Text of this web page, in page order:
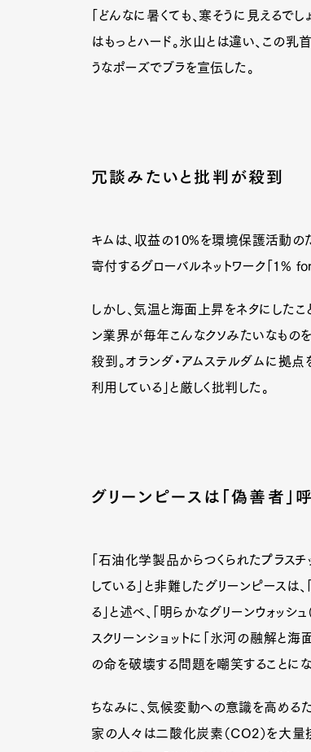
「どんなに暑くても、寒そうに見えるで
はもっとハード。氷山とは違い、この乳
うなポーズでブラを宣伝した。
冗談みたいと批判が殺到
キムは、収益の10%を環境保護活動
寄付するグローバルネットワーク「1%
しかし、気温と海面上昇をネタにしたこ
ン業界が毎年こんなクソみたいなものを
殺到。オランダ・アムステルダムに拠
利用している」と厳しく批判した。
グリーンピースは「偽善者」
「石油化学製品からつくられたプラス
している」と非難したグリーンピース
る」と述べ、「明らかなグリーンウォッ
スクリーンショットに「氷河の融解と
の命を破壊する問題を嘲笑することにな
ちなみに、気候変動への意識を高める
家の人々は二酸化炭素（CO2）を大量